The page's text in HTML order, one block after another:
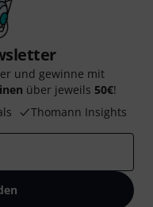
und gewinne mit
über jeweils 50€!
Thomann Insights